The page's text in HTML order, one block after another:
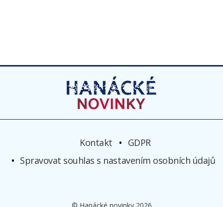
Kontakt
GDPR
Spravovat souhlas s nastavením osobních údajů